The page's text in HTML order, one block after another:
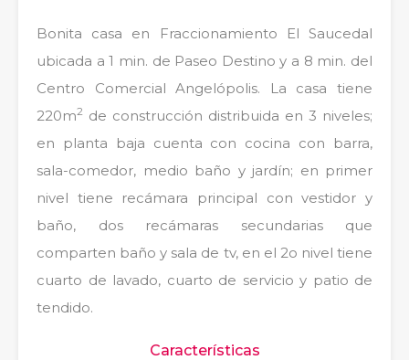
Bonita casa en Fraccionamiento El Saucedal
ubicada a 1 min. de Paseo Destino y a 8 min. del
Centro Comercial Angelópolis. La casa tiene
220m2 de construcción distribuida en 3 niveles;
en planta baja cuenta con cocina con barra,
sala-comedor, medio baño y jardín; en primer
nivel tiene recámara principal con vestidor y
baño, dos recámaras secundarias que
comparten baño y sala de tv, en el 2o nivel tiene
cuarto de lavado, cuarto de servicio y patio de
tendido.
Características